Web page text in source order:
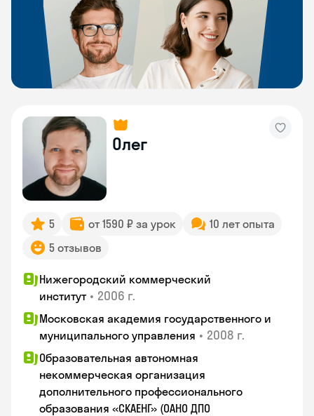
Олег
5 от 1590 ₽ за урок
10 лет опыта
5 отзывов
Нижегородский коммерческий
институт • 2006 г.
Московская академия государственного и
муниципального управления • 2008 г.
Образовательная автономная
некоммерческая организация
дополнительного профессионального
образования «СКАЕНГ» (ОАНО ДПО